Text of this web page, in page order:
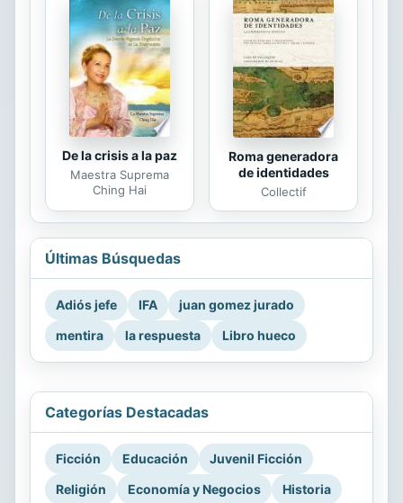
De la crisis a la paz
Maestra Suprema
Ching Hai
Roma generadora
de identidades
Collectif
Últimas Búsquedas
Adiós jefe IFA
juan gomez jurado
mentira
la respuesta Libro hueco
Categorías Destacadas
Ficción Educación
Juvenil Ficción
Religión
Economía y Negocios Historia